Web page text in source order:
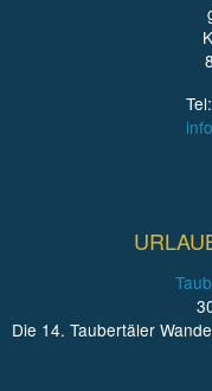
Die 14. Taubertäler